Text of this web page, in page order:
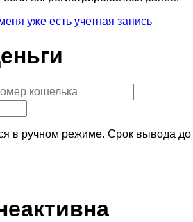
уже есть учетная запись
в ручном режиме. Срок вывода до